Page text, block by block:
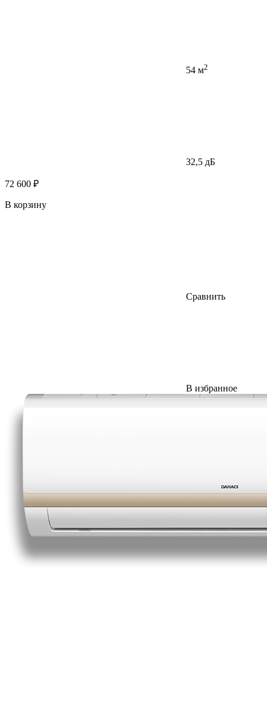
54 м2
32,5 дБ
72 600 ₽
В корзину
Сравнить
В избранное